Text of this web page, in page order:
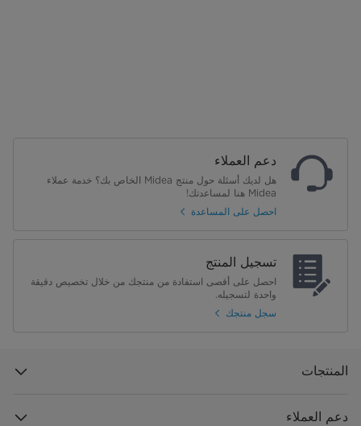
دعم العملاء
هل لديك أسئلة حول منتج Midea الخاص بك؟ خدمة عملاء
Midea هنا لمساعدتك!
احصل على المساعدة
تسجيل المنتج
احصل على أقصى استفادة من منتجك من خلال تخصيص دقيقة
واحدة لتسجيله.
سجل منتجك
المنتجات
دعم العملاء